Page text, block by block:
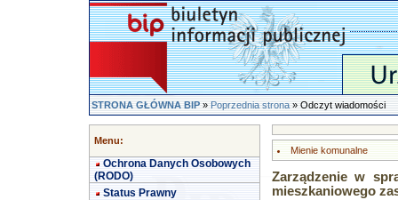
STRONA GŁÓWNA BIP»Poprzednia strona» Odczyt wiadomości
Menu:
Ochrona Danych Osobowych
(RODO)
Status Prawny
Mienie komunalne
Zarządzenie w
mieszkaniowego